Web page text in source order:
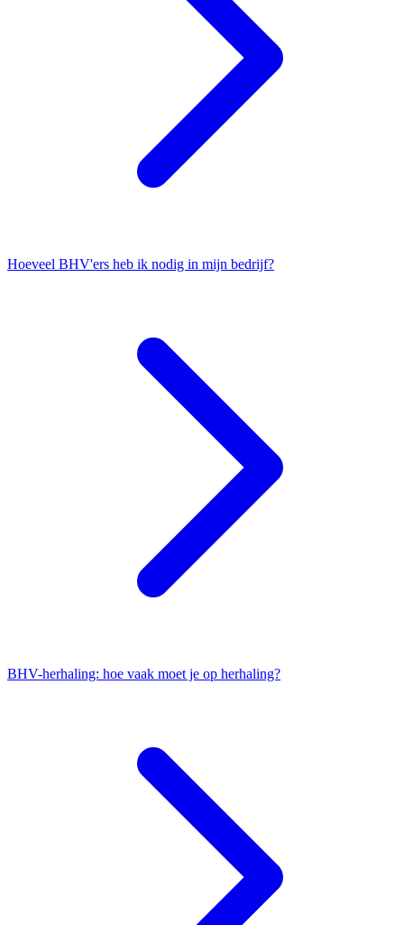
Hoeveel BHV'ers heb ik nodig in mijn bedrijf?
BHV-herhaling: hoe vaak moet je op herhaling?